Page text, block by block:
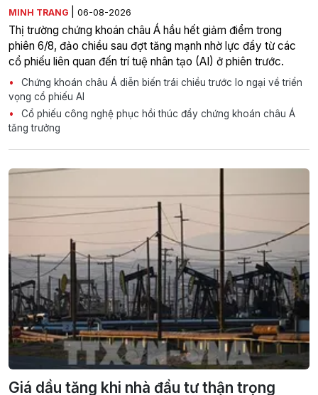
MINH TRANG 06-08-2026
Thị trường chứng khoán châu Á hầu hết giảm điểm trong
phiên 6/8, đảo chiều sau đợt tăng mạnh nhờ lực đẩy từ các
cổ phiếu liên quan đến trí tuệ nhân tạo (AI) ở phiên trước.
Chứng khoán châu Á diễn biến trái chiều trước lo ngại về triển
vọng cổ phiếu AI
Cổ phiếu công nghệ phục hồi thúc đẩy chứng khoán châu Á
tăng trưởng
Giá dầu tăng khi nhà đầu tư thận trọng